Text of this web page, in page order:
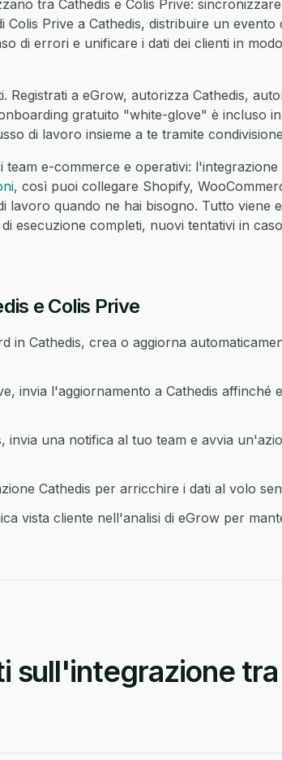
tra Cathedis e Colis Prive:
Colis Prive a Cathedis, distribuire un evento
di errori e unificare i dati dei clienti in
Registrati a eGrow, autorizza Cathedis,
gratuito "white-glove" è incluso
di lavoro insieme a te tramite
e-commerce e operativi: l'integrazione
, così puoi collegare Shopify,
lavoro quando ne hai bisogno. Tutto viene
esecuzione completi, nuovi tentativi in
e Colis Prive
in Cathedis, crea o aggiorna
invia l'aggiornamento a Cathedis affinché
invia una notifica al tuo team e avvia
Cathedis per arricchire i dati al volo
vista cliente nell'analisi di eGrow per
sull'integrazione